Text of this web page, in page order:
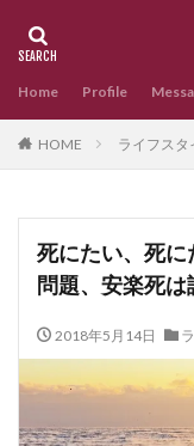
Home Profile
HOME ライフスタ
死にたい、死
問題、安楽死は
2018年5月14日